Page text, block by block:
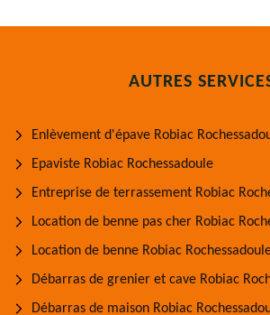
AUTRES
Enlèvement d'épave Robiac
Epaviste Robiac Rochessadoule
Entreprise de terrassement Robiac
Location de benne pas cher Robiac
Location de benne Robiac
Débarras de grenier et cave Robiac
Débarras de maison Robiac